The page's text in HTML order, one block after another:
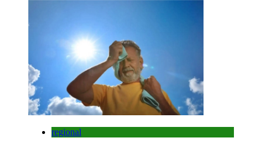
regional